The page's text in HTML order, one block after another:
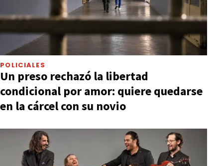
POLICIALES
Un preso rechazó la libertad
condicional por amor: quiere quedarse
en la cárcel con su novio